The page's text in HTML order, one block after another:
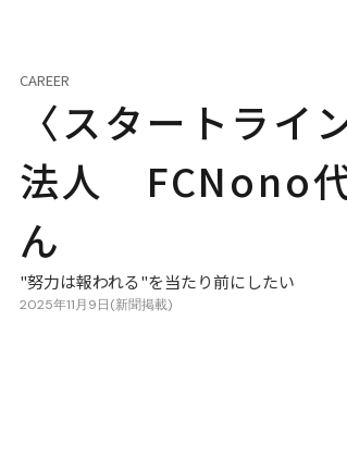
CAREER
〈スタートラ
法人 FCNono
ん
"努力は報われる"を当たり前にしたい
2025年11月9日(新聞掲載)